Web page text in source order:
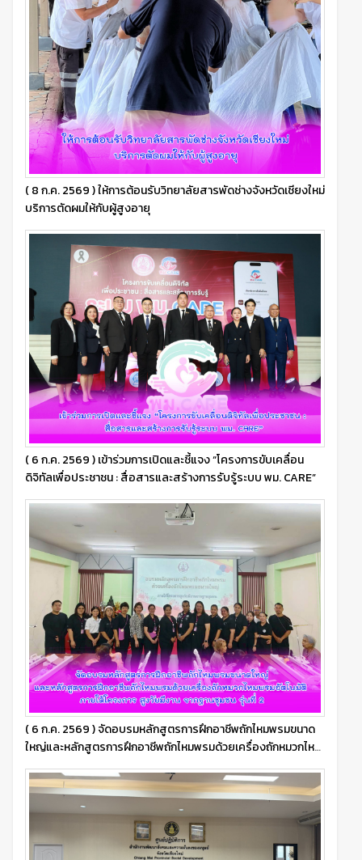
( 8 ก.ค. 2569 ) ให้การต้อนรับวิทยาลัยสารพัดช่างจังหวัดเชียงใหม่
บริการตัดผมให้กับผู้สูงอายุ
( 6 ก.ค. 2569 ) เข้าร่วมการเปิดและชี้แจง “โครงการขับเคลื่อน
ดิจิทัลเพื่อประชาชน : สื่อสารและสร้างการรับรู้ระบบ พม. CARE”
( 6 ก.ค. 2569 ) จัดอบรมหลักสูตรการฝึกอาชีพถักไหมพรมขนาด
ใหญ่และหลักสูตรการฝึกอาชีพถักไหมพรมด้วยเครื่องถักหมวกไหม
พรมอัตโนมัติ ภายใต้โครงการ สูงวัยมีงาน จากฐานชุมชน รุ่น